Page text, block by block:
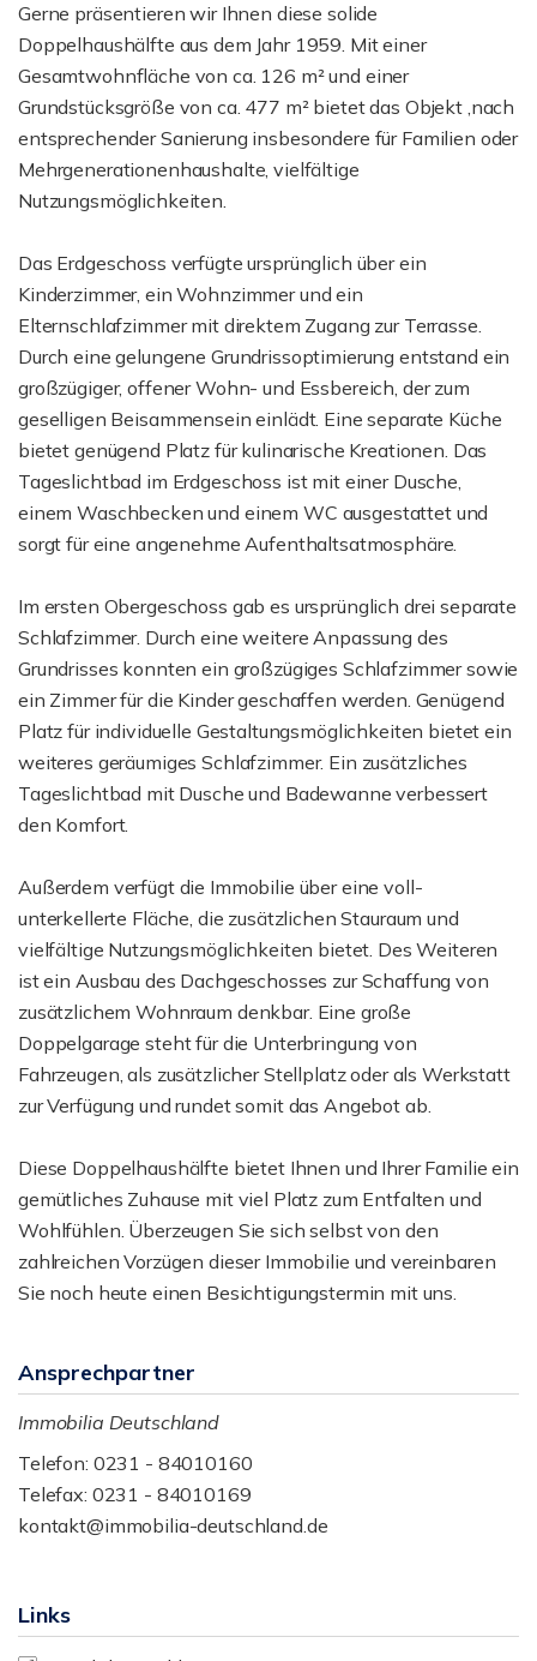
Gerne präsentieren wir Ihnen diese solide
Doppelhaushälfte aus dem Jahr 1959. Mit einer
Gesamtwohnfläche von ca. 126 m² und einer
Grundstücksgröße von ca. 477 m² bietet das Objekt ,nach
entsprechender Sanierung insbesondere für Familien oder
Mehrgenerationenhaushalte, vielfältige
Nutzungsmöglichkeiten.
Das Erdgeschoss verfügte ursprünglich über ein
Kinderzimmer, ein Wohnzimmer und ein
Elternschlafzimmer mit direktem Zugang zur Terrasse.
Durch eine gelungene Grundrissoptimierung entstand ein
großzügiger, offener Wohn- und Essbereich, der zum
geselligen Beisammensein einlädt. Eine separate Küche
bietet genügend Platz für kulinarische Kreationen. Das
Tageslichtbad im Erdgeschoss ist mit einer Dusche,
einem Waschbecken und einem WC ausgestattet und
sorgt für eine angenehme Aufenthaltsatmosphäre.
Im ersten Obergeschoss gab es ursprünglich drei separate
Schlafzimmer. Durch eine weitere Anpassung des
Grundrisses konnten ein großzügiges Schlafzimmer sowie
ein Zimmer für die Kinder geschaffen werden. Genügend
Platz für individuelle Gestaltungsmöglichkeiten bietet ein
weiteres geräumiges Schlafzimmer. Ein zusätzliches
Tageslichtbad mit Dusche und Badewanne verbessert
den Komfort.
Außerdem verfügt die Immobilie über eine voll-
unterkellerte Fläche, die zusätzlichen Stauraum und
vielfältige Nutzungsmöglichkeiten bietet. Des Weiteren
ist ein Ausbau des Dachgeschosses zur Schaffung von
zusätzlichem Wohnraum denkbar. Eine große
Doppelgarage steht für die Unterbringung von
Fahrzeugen, als zusätzlicher Stellplatz oder als Werkstatt
zur Verfügung und rundet somit das Angebot ab.
Diese Doppelhaushälfte bietet Ihnen und Ihrer Familie ein
gemütliches Zuhause mit viel Platz zum Entfalten und
Wohlfühlen. Überzeugen Sie sich selbst von den
zahlreichen Vorzügen dieser Immobilie und vereinbaren
Sie noch heute einen Besichtigungstermin mit uns.
Ansprechpartner
Immobilia Deutschland
Telefon: 0231 - 84010160
Telefax: 0231 - 84010169
kontakt@immobilia-deutschland.de
Links